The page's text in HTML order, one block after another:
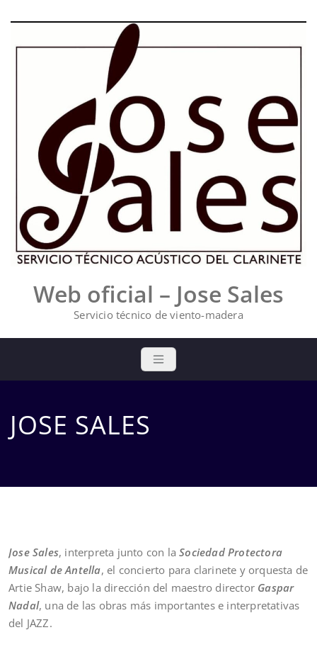
Web oficial – Jose Sales
Servicio técnico de viento-madera
JOSE SALES
Jose Sales, interpreta junto con laSociedad Protectora
Musical de Antella, el concierto para clarinete y orquesta de
Artie Shaw, bajo la dirección del maestro director Gaspar
Nadal, una de las obras más importantes e interpretativas
del JAZZ.